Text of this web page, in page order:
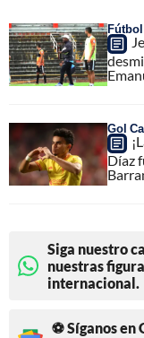
Gol
Díaz
Siga nuestro
nuestras
internacional.
⚽ Síganos